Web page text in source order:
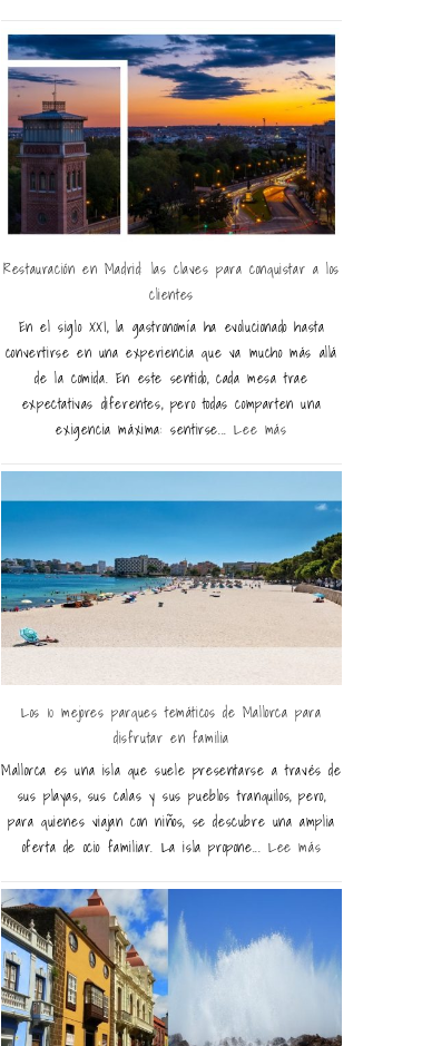
Restauración en Madrid: las claves para conquistar a los
clientes
En el siglo XXI, la gastronomía ha evolucionado hasta
convertirse en una experiencia que va mucho más allá
de la comida. En este sentido, cada mesa trae
expectativas diferentes, pero todas comparten una
exigencia máxima: sentirse...Lee más
Los 10 mejores parques temáticos de Mallorca para
disfrutar en familia
Mallorca es una isla que suele presentarse a través de
sus playas, sus calas y sus pueblos tranquilos, pero,
para quienes viajan con niños, se descubre una amplia
oferta de ocio familiar. La isla propone...Lee más